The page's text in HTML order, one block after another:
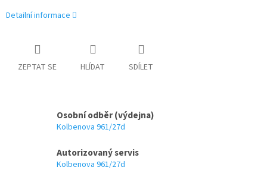
Detailní informace
ZEPTAT SE HLÍDAT SDÍLET
Osobní odběr (výdejna)
Kolbenova 961/27d
Autorizovaný servis
Kolbenova 961/27d